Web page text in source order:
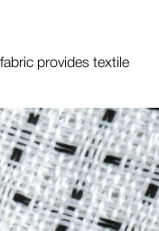
provides textile